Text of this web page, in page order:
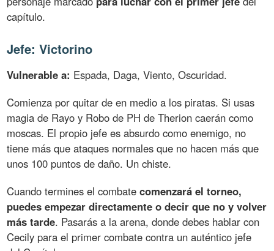
capítulo.
Jefe: Victorino
Vulnerable a: Espada, Daga, Viento, Oscuridad.
Comienza por quitar de en medio a los piratas. Si usas
magia de Rayo y Robo de PH de Therion caerán como
moscas. El propio jefe es absurdo como enemigo, no
tiene más que ataques normales que no hacen más que
unos 100 puntos de daño. Un chiste.
Cuando termines el combatecomenzará el torneo,
puedes empezar directamente o decir que no y volver
más tarde. Pasarás a la arena, donde debes hablar con
Cecily para el primer combate contra un auténtico jefe